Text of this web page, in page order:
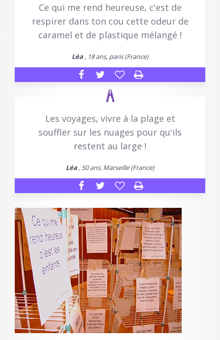
Ce qui me rend heureuse, c'est de
respirer dans ton cou cette odeur de
caramel et de plastique mélangé !
Léa , 18 ans, paris (France)
Les voyages, vivre à la plage et
souffler sur les nuages pour qu'ils
restent au large !
Léa , 50 ans, Marseille (France)